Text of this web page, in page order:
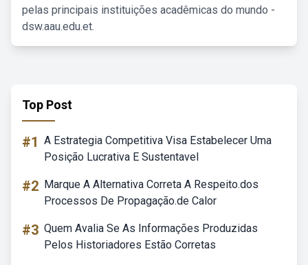
pelas principais instituições acadêmicas do mundo -
dsw.aau.edu.et.
Top Post
#1 A Estrategia Competitiva Visa Estabelecer Uma
Posição Lucrativa E Sustentavel
#2 Marque A Alternativa Correta A Respeito.dos
Processos De Propagação.de Calor
#3 Quem Avalia Se As Informações Produzidas
Pelos Historiadores Estão Corretas